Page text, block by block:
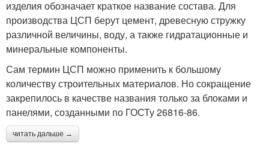
изделия обозначает краткое название состава. Для
производства ЦСП берут цемент, древесную стружку
различной величины, воду, а также гидратационные и
минеральные компоненты.
Сам термин ЦСП можно применить к большому
количеству строительных материалов. Но сокращение
закрепилось в качестве названия только за блоками и
панелями, созданными по ГОСТу 26816-86.
читать дальше →